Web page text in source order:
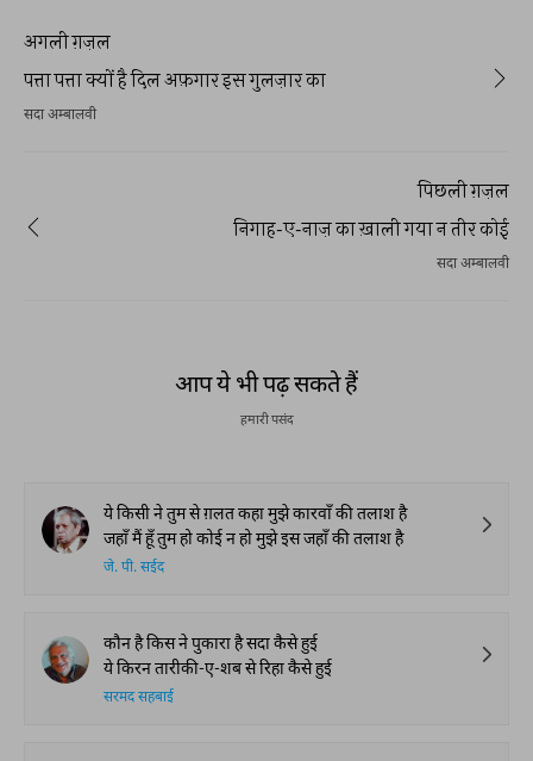
अगली ग़ज़ल
पत्ता पत्ता क्यों है दिल अफ़गार इस गुलज़ार का
सदा अम्बालवी
पिछली ग़ज़ल
निगाह-ए-नाज़ का ख़ाली गया न तीर कोई
सदा अम्बालवी
आप ये भी पढ़ सकते हैं
हमारी पसंद
ये किसी ने तुम से ग़लत कहा मुझे कारवाँ की तलाश है
जहाँ मैं हूँ तुम हो कोई न हो मुझे इस जहाँ की तलाश है
जे. पी. सईद
कौन है किस ने पुकारा है सदा कैसे हुई
ये किरन तारीकी-ए-शब से रिहा कैसे हुई
सरमद सहबाई